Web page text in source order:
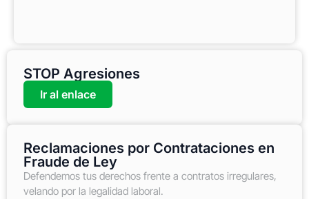
STOP Agresiones
Ir al enlace
Reclamaciones por Contrataciones en
Fraude de Ley
Defendemos tus derechos frente a contratos irregulares,
velando por la legalidad laboral.